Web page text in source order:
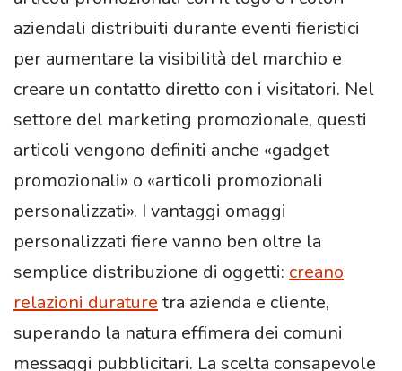
aziendali distribuiti durante eventi fieristici
per aumentare la visibilità del marchio e
creare un contatto diretto con i visitatori. Nel
settore del marketing promozionale, questi
articoli vengono definiti anche «gadget
promozionali» o «articoli promozionali
personalizzati». I vantaggi omaggi
personalizzati fiere vanno ben oltre la
semplice distribuzione di oggetti: creano
relazioni durature tra azienda e cliente,
superando la natura effimera dei comuni
messaggi pubblicitari. La scelta consapevole